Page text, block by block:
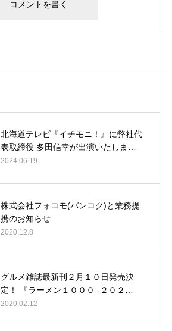
北海道テレビ『イチモニ！』に弊社代
表取締役 多田信幸が出演いたしま…
2024.06.19
株式会社フォコモ(バンコク)と業務提
携のお知らせ
2020.12.8
グルメ雑誌最新刊２月１０日発売決
定！ 『ラーメン１０００ -２０２…
2020.02.12